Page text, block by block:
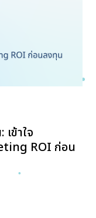
ข้าใจ
ROI ก่อน